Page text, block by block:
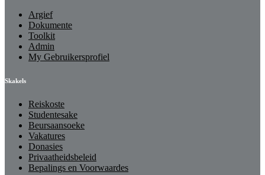
Argief
Dokumente
Toolkit
Admin
My Gebruikersprofiel
Skakels
Reiskoste
Studentesake
Beursaansoeke
Vakatures
Donasies
Privaatheidsbeleid
Bepalings en Voorwaardes